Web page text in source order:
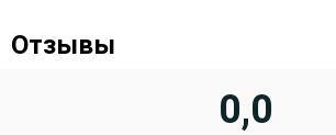
Отзывы
0,0